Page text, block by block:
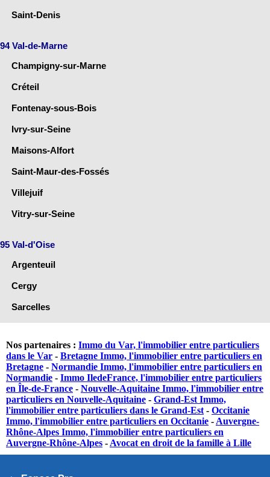
Saint-Denis
94 Val-de-Marne
Champigny-sur-Marne
Créteil
Fontenay-sous-Bois
Ivry-sur-Seine
Maisons-Alfort
Saint-Maur-des-Fossés
Villejuif
Vitry-sur-Seine
95 Val-d'Oise
Argenteuil
Cergy
Sarcelles
Nos partenaires : Immo du Var, l'immobilier entre particuliers
dans le Var - Bretagne Immo, l'immobilier entre particuliers en
Bretagne - Normandie Immo, l'immobilier entre particuliers en
Normandie - Immo IledeFrance, l'immobilier entre particuliers
en Île-de-France - Nouvelle-Aquitaine Immo, l'immobilier entre
particuliers en Nouvelle-Aquitaine - Grand-Est Immo,
l'immobilier entre particuliers dans le Grand-Est - Occitanie
Immo, l'immobilier entre particuliers en Occitanie - Auvergne-
Rhône-Alpes Immo, l'immobilier entre particuliers en
Auvergne-Rhône-Alpes - Avocat en droit de la famille à Lille